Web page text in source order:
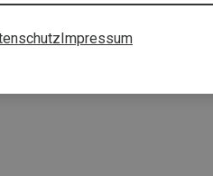
Impressum